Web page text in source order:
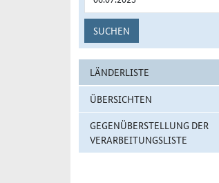
SUCHEN
LÄNDERLISTE
ÜBERSICHTEN
GEGENÜBERSTELLUNG DER
VERARBEITUNGSLISTE